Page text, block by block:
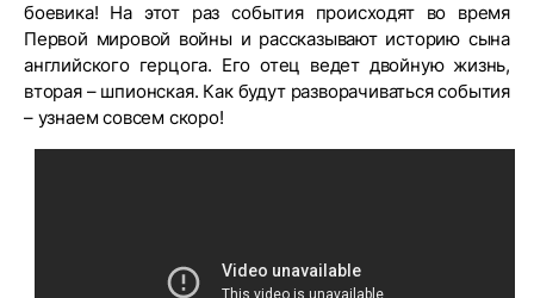
боевика! На этот раз события происходят во время
Первой мировой войны и рассказывают историю сына
английского герцога. Его отец ведет двойную жизнь,
вторая – шпионская. Как будут разворачиваться события
– узнаем совсем скоро!